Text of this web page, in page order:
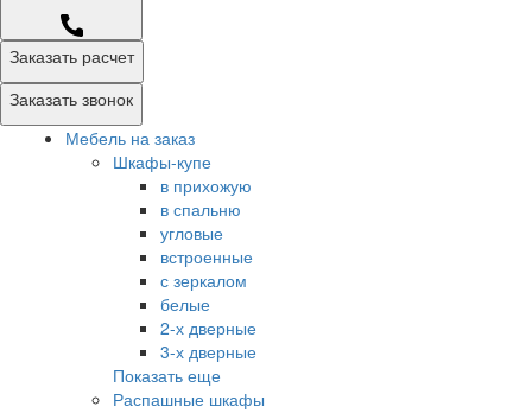
Заказать расчет
Заказать звонок
Мебель на заказ
Шкафы-купе
в прихожую
в спальню
угловые
встроенные
с зеркалом
белые
2-х дверные
3-х дверные
Показать еще
Распашные шкафы